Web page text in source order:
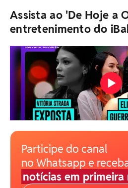
Assista ao 'De Hoje a
entretenimento do
Participe do canal
no Whatsapp e
notícias em primeira